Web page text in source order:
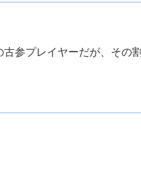
参プレイヤーだが、その割